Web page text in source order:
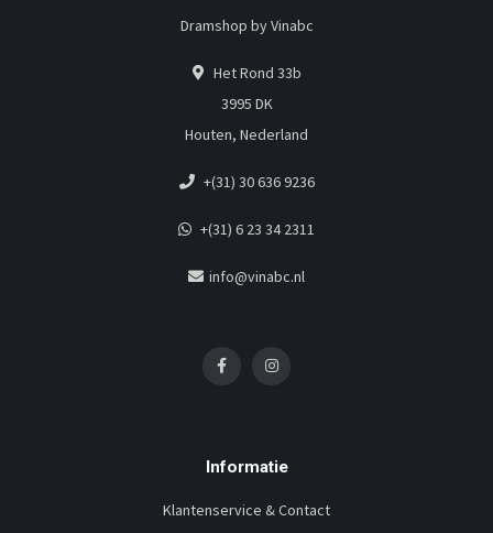
Dramshop by Vinabc
Het Rond 33b
3995 DK
Houten, Nederland
+(31) 30 636 9236
+(31) 6 23 34 2311
info@vinabc.nl
Informatie
Klantenservice & Contact